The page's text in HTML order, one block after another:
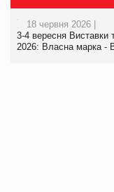
18 червня 2026 |
3-4 вересня Виставки
2026: Власна марка -